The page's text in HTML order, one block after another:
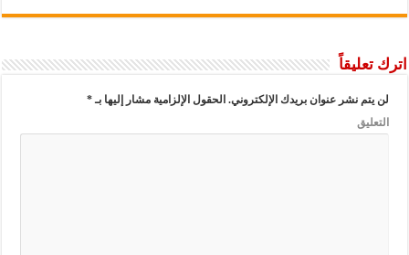
اترك تعليقاً
لن يتم نشر عنوان بريدك الإلكتروني. الحقول الإلزامية مشار إليها بـ*
التعليق